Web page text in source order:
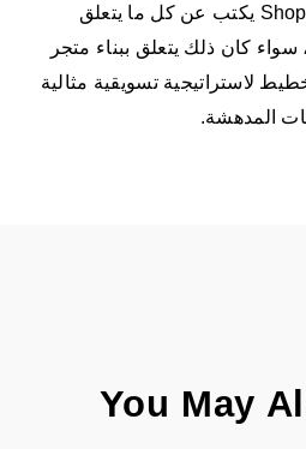
فريق محتوى Shoplazza يكتب عن كل ما يتعلق
سواء كان ذلك يتعلق ببناء متجر
لاستراتيجية تسويقية مثالية
المدهشة.
You May